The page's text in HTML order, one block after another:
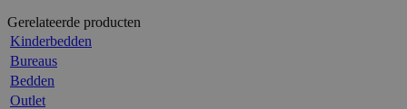
Gerelateerde producten
Kinderbedden
Bureaus
Bedden
Outlet